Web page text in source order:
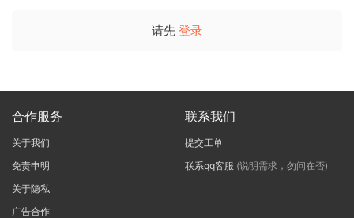
请先 登录
合作服务
关于我们
免责申明
关于隐私
广告合作
联系我们
提交工单
联系qq客服 (说明需求，勿问在否)